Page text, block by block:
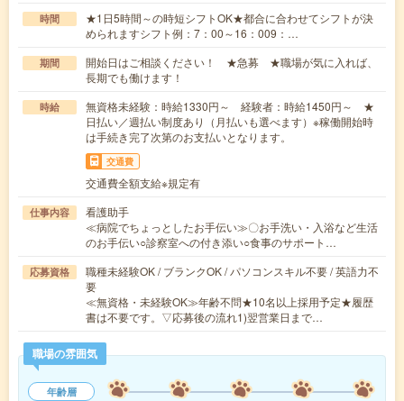
時間
★1日5時間～の時短シフトOK★都合に合わせてシフトが決
められますシフト例：7：00～16：009：…
期間
開始日はご相談ください！ ★急募 ★職場が気に入れば、
長期でも働けます！
時給
無資格未経験：時給1330円～ 経験者：時給1450円～ ★
日払い／週払い制度あり（月払いも選べます）※稼働開始時
は手続き完了次第のお支払いとなります。
交通費
交通費全額支給※規定有
仕事内容
看護助手
≪病院でちょっとしたお手伝い≫〇お手洗い・入浴など生活
のお手伝い○診察室への付き添い○食事のサポート…
応募資格
職種未経験OK / ブランクOK / パソコンスキル不要 / 英語力不
要
≪無資格・未経験OK≫年齢不問★10名以上採用予定★履歴
書は不要です。▽応募後の流れ1)翌営業日まで…
職場の雰囲気
年齢層